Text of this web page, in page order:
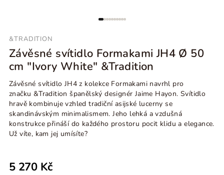
&TRADITION
Závěsné svítidlo Formakami JH4 Ø 50
cm "Ivory White" &Tradition
Závěsné svítidlo JH4 z kolekce Formakami navrhl pro
značku &Tradition španělský designér Jaime Hayon. Svítidlo
hravě kombinuje vzhled tradiční asijské lucerny se
skandinávským minimalismem. Jeho lehká a vzdušná
konstrukce přináší do každého prostoru pocit klidu a elegance.
Už víte, kam jej umísíte?
5 270 Kč